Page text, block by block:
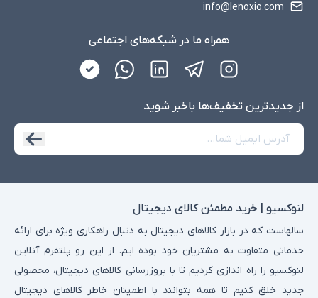
info@lenoxio.com
همراه ما در شبکه‌های اجتماعی
از جدید‌ترین تخفیف‌ها با‌خبر شوید
لنوکسیو | خرید مطمئن کالای دیجیتال
سالهاست که در بازار کالاهای دیجیتال به دنبال راهکاری ویژه برای ارائه
خدماتی متفاوت به مشتریان خود بوده ایم. از این رو پلتفرم آنلاین
لنوکسیو را راه اندازی کردیم تا با بروزرسانی کالاهای دیجیتال، محصولی
جدید خلق کنیم تا همه بتوانند با اطمینان خاطر کالاهای دیجیتال